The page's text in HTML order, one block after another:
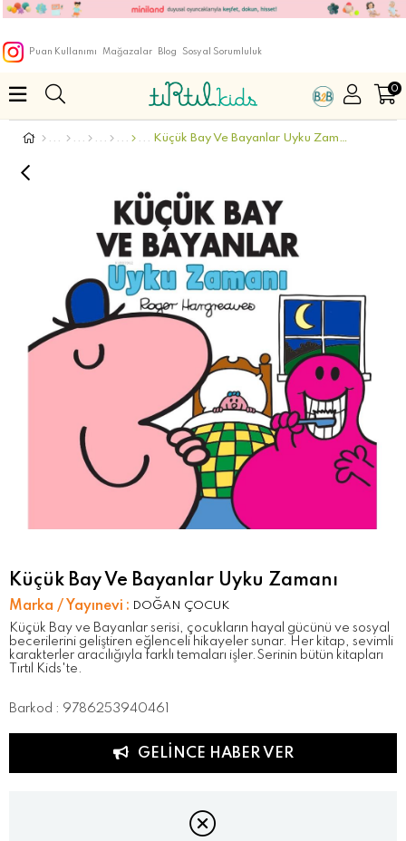
Puan Kullanımı Mağazalar Blog Sosyal Sorumluluk
0
Küçük Bay Ve Bayanlar Uyku Zamanı
Küçük Bay Ve Bayanlar Uyku Zamanı
Marka / Yayınevi : DOĞAN ÇOCUK
Küçük Bay ve Bayanlar serisi, çocukların hayal gücünü ve sosyal
becerilerini geliştiren eğlenceli hikayeler sunar. Her kitap, sevimli
karakterler aracılığıyla farklı temaları işler.Serinin bütün kitapları
Tırtıl Kids'te.
Barkod : 9786253940461
GELINCE HABER VER